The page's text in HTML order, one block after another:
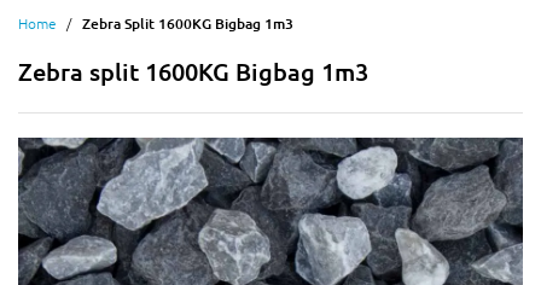
Home Zebra Split 1600KG Bigbag 1m3
Zebra split 1600KG Bigbag 1m3